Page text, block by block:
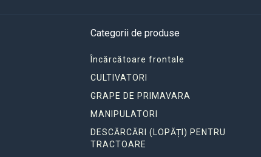
Categorii de produse
Încărcătoare frontale
CULTIVATORI
GRAPE DE PRIMAVARA
MANIPULATORI
DESCĂRCĂRI (LOPĂȚI) PENTRU
TRACTOARE